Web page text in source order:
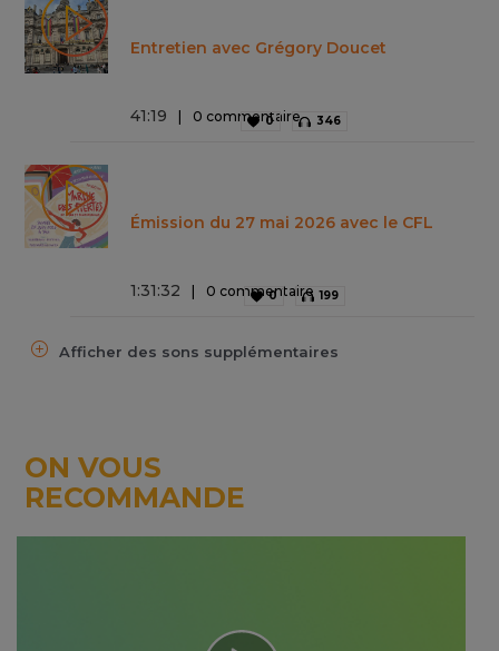
Entretien avec Grégory Doucet
41:19 0 commentaire
0 346
Émission du 27 mai 2026 avec le CFL
1:31:32 0 commentaire
0 199
Afficher des sons supplémentaires
ON VOUS
RECOMMANDE